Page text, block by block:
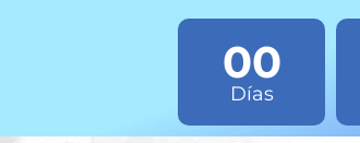
00
Días